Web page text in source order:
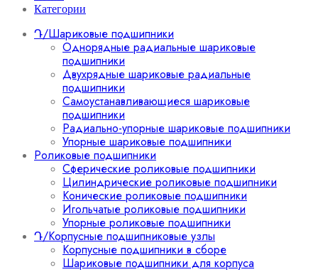
Категории
Դ/Шариковые подшипники
Однорядные радиальные шариковые
подшипники
Двухрядные шариковые радиальные
подшипники
Самоустанавливающиеся шариковые
подшипники
Радиально-упорные шариковые подшипники
Упорные шариковые подшипники
Роликовые подшипники
Сферические роликовые подшипники
Цилиндрические роликовые подшипники
Конические роликовые подшипники
Игольчатые роликовые подшипники
Упорные роликовые подшипники
Դ/Корпусные подшипниковые узлы
Корпусные подшипники в сборе
Шариковые подшипники для корпуса